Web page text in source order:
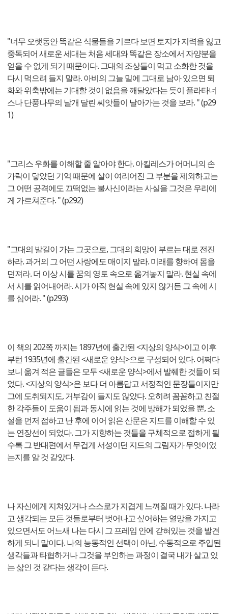
"너무 오랫동안 똑같은 식물들을 기르다 보면 토지가 지력을 잃고
중독되어 새로운 세대는 처음 세대와 똑같은 장소에서 자양분을
얻을 수 없게 되기 때문이다. 그대의 조상들이 먹고 소화한 것을
다시 먹으려 들지 말라. 아비의 그늘 밑에 그대로 남아 있으면 퇴
화와 위축밖에는 기대할 것이 없음을 깨달았다는 듯이 플라타너
스나 단풍나무의 날개 달린 씨앗들이 날아가는 것을 보라. " (p29
1)
"그리스 우화를 이해할 줄 알아야 한다. 아킬레스가 어머니의 손
가락이 닿았던 기억 때문에 살이 여리어진 그 부분을 제외하고는
그 어떤 공격에도 끄떡없는 불사신이라는 사실을 그것은 우리에
게 가르쳐준다. " (p292)
"그대의 발길이 가는 그곳으로, 그대의 희망이 부르는 대로 전진
하라. 과거의 그 어떤 사랑에도 매이지 말라. 미래를 향하여 몸을
던져라. 더 이상 시를 꿈의 영토 속으로 옮겨놓지 말라. 현실 속에
서 시를 읽어내어라. 시가 아직 현실 속에 있지 않거든 그 속에 시
를 심어라. " (p293)
이 책의 202쪽 까지는 1897년에 출간된 <지상의 양식>이고 이후
부턴 1935년에 출간된 <새로운 양식>으로 구성되어 있다. 어쩌다
보니 옮겨 적은 글들은 모두 <새로운 양식>에서 발췌한 것들이 되
었다. <지상의 양식>은 보다 더 아름답고 서정적인 문장들이지만
그에 도취되지도, 거부감이 들지도 않았다. 오히려 꼼꼼하고 친절
한 각주들이 도움이 됨과 동시에 읽는 것에 방해가 되었을 뿐, 소
설을 먼저 접하고 난 후에 이어 읽은 산문은 지드를 이해할 수 있
는 연장선이 되었다. 그가 지향하는 것들을 구체적으로 접하게 될
수록 그 반대편에서 무겁게 서성이던 지드의 그림자가 무엇이었
는지를 알 것 같았다.
나 자신에게 지쳐있거나 스스로가 지겹게 느껴질 때가 있다. 나라
고 생각되는 모든 것들로부터 벗어나고 싶어하는 열망을 가지고
있으면서도 어느새 나는 다시 그 프레임 안에 갇혀있는 것을 발견
하게 되니 말이다. 나의 능동적인 선택이 아닌, 수동적으로 주입된
생각들과 타협하거나 그것을 부인하는 과정이 결국 내가 살고 있
는 삶인 것 같다는 생각이 든다.